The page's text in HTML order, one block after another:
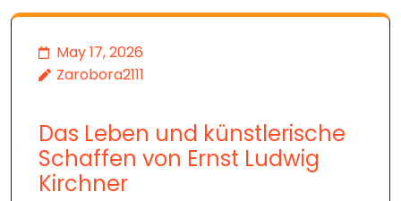
May 17, 2026
Zarobora2111
Das Leben und künstlerische
Schaffen von Ernst Ludwig
Kirchner